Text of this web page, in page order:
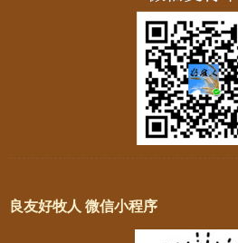
良友好牧人 微信小程序